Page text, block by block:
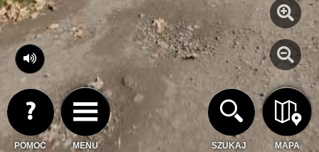
MENU MAPA
POMOC SZUKAJ